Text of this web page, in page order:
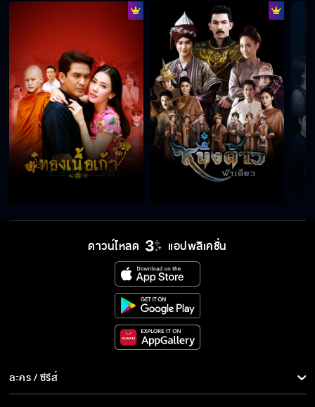
ดาวน์โหลด แอปพลิเคชั่น
ละคร / ซีรีส์
ละคร/ซีรีส์